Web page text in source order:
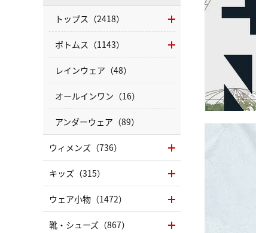
トップス（2418）
ボトムス（1143）
レインウェア（48）
オールインワン（16）
アンダーウェア（89）
ウィメンズ（736）
キッズ（315）
ウェア小物（1472）
靴・シューズ（867）